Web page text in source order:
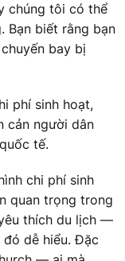
chúng tôi có thể
Bạn biết rằng bạn
bay bị
phí sinh hoạt,
cản người dân
tế.
chi phí sinh
quan trọng trong
thích du lịch —
dễ hiểu. Đặc